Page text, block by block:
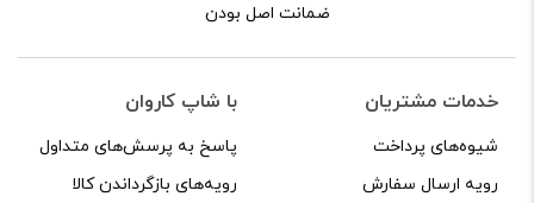
ضمانت اصل بودن
خدمات مشتریان
شیوه‌های پرداخت
رویه ارسال سفارش
با شاپ کاروان
پاسخ به پرسش‌های متداول
رویه‌های بازگرداندن کالا